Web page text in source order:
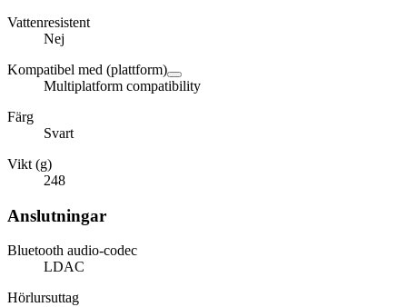
Vattenresistent
Nej
Kompatibel med (plattform)
Multiplatform compatibility
Färg
Svart
Vikt (g)
248
Anslutningar
Bluetooth audio-codec
LDAC
Hörlursuttag